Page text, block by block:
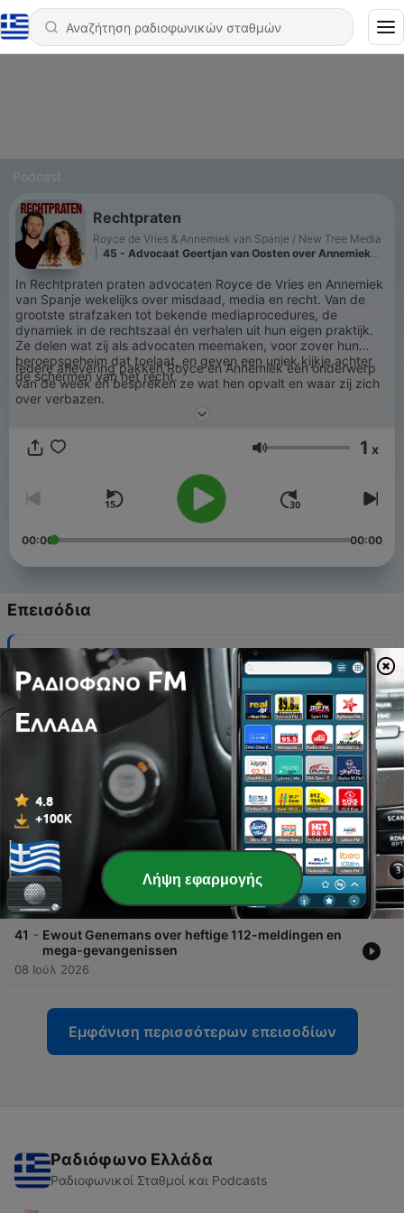
Podcast
Rechtpraten
Royce de Vries & Annemiek van Spanje / New Tree Media
45 - Advocaat Geertjan van Oosten over Annemiek
In Rechtpraten praten advocaten Royce de Vries en Annemiek
van Spanje wekelijks over misdaad, media en recht. Van de
grootste strafzaken tot bekende mediaprocedures, de
dynamiek in de rechtszaal én verhalen uit hun eigen praktijk.
Ze delen wat zij als advocaten meemaken, voor zover hun
beroepsgeheim dat toelaat, en geven een uniek kijkje achter
de schermen van het recht.
Iedere aflevering pakken Royce en Annemiek één onderwerp
van de week en bespreken ze wat hen opvalt en waar zij zich
over verbazen.
Ένταση 1 x
00:00 00:00
Επεισόδια
45 - Advocaat Geertjan van Oosten over Annemiek van
Spanje als stagiair
05 Αύγ 2026
44 - Onno de Jong over kroongetuigen: "Zonder
beveiliging weet ik niet hoelang ik leef"
43 - Saskia Belleman: "Femicide is geen geïmporteerd
probleem”
22 Ιούλ 2026
42 - Misdaadjournalist Paul Vugts over leven in
beveiliging door doodsbedreiging
15 Ιούλ 2026
41 - Ewout Genemans over heftige 112-meldingen en
mega-gevangenissen
08 Ιούλ 2026
Εμφάνιση περισσότερων επεισοδίων
Ραδιόφωνο Ελλάδα
Ραδιοφωνικοί Σταθμοί και Podcasts
Λήψη εφαρμογής